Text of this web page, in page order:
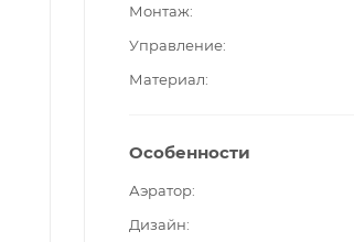
Монтаж
Управление
Материал
Особенности
Аэратор
Дизайн